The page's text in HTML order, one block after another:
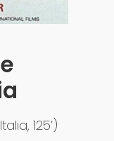
125’)